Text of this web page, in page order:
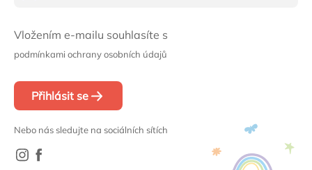
Vložením e-mailu souhlasíte s
podmínkami ochrany osobních údajů
Přihlásit se
Nebo nás sledujte na sociálních sítích